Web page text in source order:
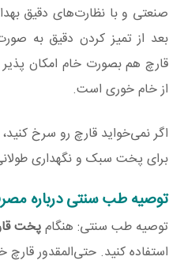
صنعتی و با نظارت‌های دقیق
بعد از تمیز كردن دقیق به
قارچ هم بصورت خام امکان پذیر
از خام خوری است.
اگر نمی‌خواید قارچ رو سرخ کنید،
برای پخت سبک و نگهداری
توصیه طب سنتی درباره
توصیه طب سنتی: هنگامپخت
استفاده کنید. حتی‌المقدور قارچ